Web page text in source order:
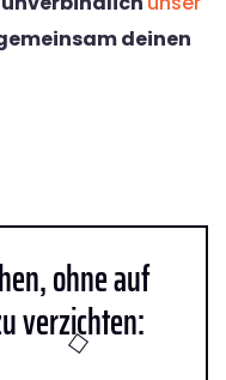
deinen
ohne auf
verzichten: